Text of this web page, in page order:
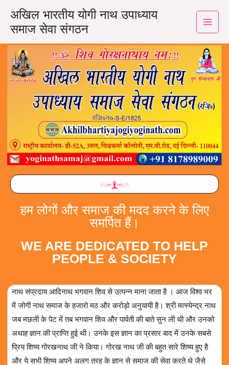
अखिल भारतीय योगी नाथ उपाध्याय
समाज सेवा संगठन
हम लोगों और समाज की मदद करने के लिए
समर्पित हैं।
WE ARE DEDICATED TO HELP
PEOPLE & SOCIETY
नाथ संप्रदाय आदिनाथ भगवान शिव से उत्पन्न माना जाता है । आज विश्व भर
में जोगी नाथ समाज के हजारो मठ और करोड़ो अनुयायी है। श्री मत्स्येन्द्र नाथ
जब मछली के पेट में तब भगवान शिव और पार्वती की बाते सुन ली थी और उनको
अथाह ज्ञान की प्राप्ति हुई थी। उनके इस ज्ञान का प्रसार बाद में उनके सबसे
प्रिय शिष्य गोरखनाथ जी ने किया। गोरख नाथ जी की बहुत सारे शिष्य हुए है
और ये सभी शिष्य अपने अलग तरह के ज्ञान से समाज की सेवा करते थे जैसे